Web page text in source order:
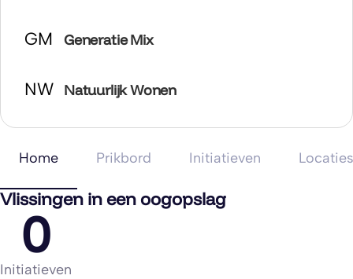
GM Generatie Mix
NW Natuurlijk Wonen
Home Prikbord Initiatieven Locaties
Vlissingen in een oogopslag
0
Initiatieven